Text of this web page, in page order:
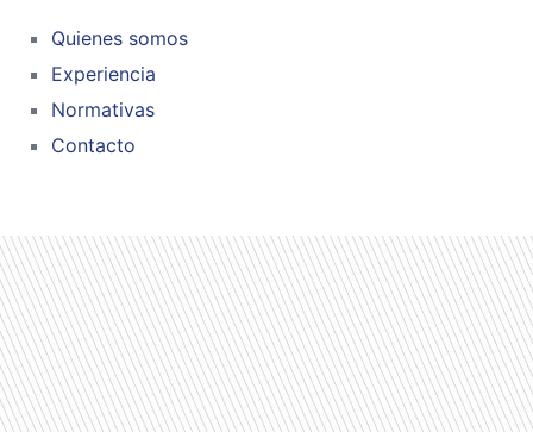
Quienes somos
Experiencia
Normativas
Contacto